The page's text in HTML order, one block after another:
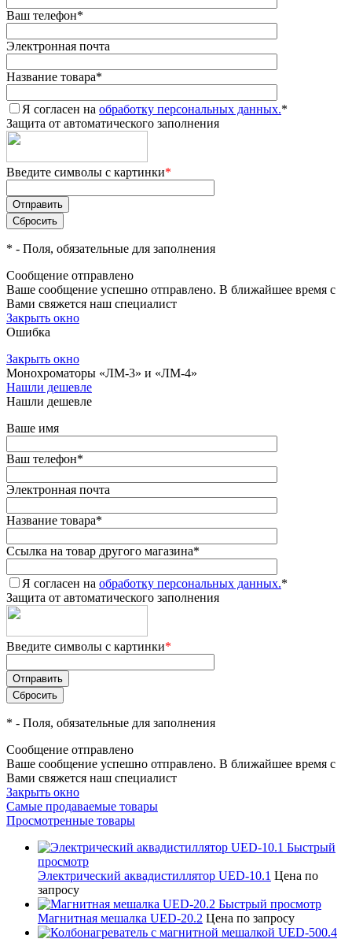
Ваш телефон*
Электронная почта
Название товара*
Я согласен на обработку персональных данных.*
Защита от автоматического заполнения
Введите символы с картинки*
* - Поля, обязательные для заполнения
Сообщение отправлено
Ваше сообщение успешно отправлено. В ближайшее время с
Вами свяжется наш специалист
Закрыть окно
Ошибка
Закрыть окно
Монохроматоры «ЛМ-3» и «ЛМ-4»
Нашли дешевле
Нашли дешевле
Ваше имя
Ваш телефон*
Электронная почта
Название товара*
Ссылка на товар другого магазина*
Я согласен на обработку персональных данных.*
Защита от автоматического заполнения
Введите символы с картинки*
* - Поля, обязательные для заполнения
Сообщение отправлено
Ваше сообщение успешно отправлено. В ближайшее время с
Вами свяжется наш специалист
Закрыть окно
Самые продаваемые товары
Просмотренные товары
Быстрый
просмотр
Электрический аквадистиллятор UED-10.1 Цена по
запросу
Быстрый просмотр
Магнитная мешалка UED-20.2 Цена по запросу